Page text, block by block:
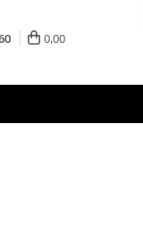
0,00